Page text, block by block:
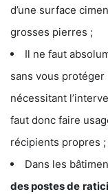
d’une surface
grosses pierres ;
Il ne faut
sans vous protéger
nécessitant
faut donc faire
récipients propres ;
Dans les
des postes de